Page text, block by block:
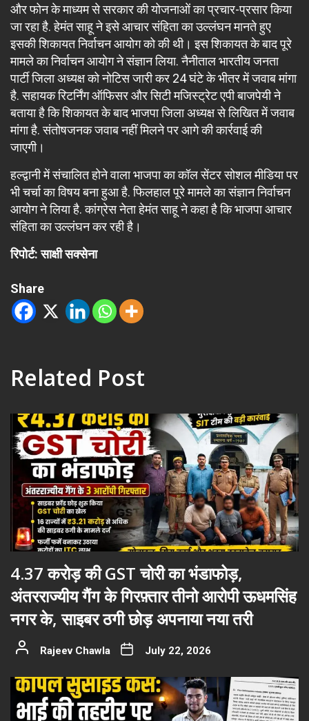
और फोन के माध्यम से सरकार की योजनाओं का प्रचार-प्रसार किया
जा रहा है. हेमंत साहू ने इसे आचार संहिता का उल्लंघन मानते हुए
इसकी शिकायत निर्वाचन आयोग को की थी। इस शिकायत के बाद पूरे
मामले का निर्वाचन आयोग ने संज्ञान लिया. नैनीताल भारतीय जनता
पार्टी जिला अध्यक्ष को नोटिस जारी कर 24 घंटे के भीतर में जवाब मांगा
है. सहायक रिटर्निंग ऑफिसर और सिटी मजिस्ट्रेट एपी बाजपेयी ने
बताया है कि शिकायत के बाद भाजपा जिला अध्यक्ष से लिखित में जवाब
मांगा है. संतोषजनक जवाब नहीं मिलने पर आगे की कार्रवाई की
जाएगी।
हल्द्वानी में संचालित होने वाला भाजपा का कॉल सेंटर सोशल मीडिया पर
भी चर्चा का विषय बना हुआ है. फिलहाल पूरे मामले का संज्ञान निर्वाचन
आयोग ने लिया है. कांग्रेस नेता हेमंत साहू ने कहा है कि भाजपा आचार
संहिता का उल्लंघन कर रही है।
रिपोर्ट: साक्षी सक्सेना
Share
Related Post
4.37 करोड़ की GST चोरी का भंडाफोड़,
अंतरराज्यीय गैंग के गिरफ़्तार तीनो आरोपी ऊधमसिंह
नगर के, साइबर ठगी छोड़ अपनाया नया तरी
Rajeev Chawla July 22, 2026